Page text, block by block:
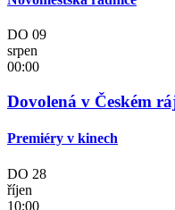
DO 09
srpen
00:00
Dovolená v Českém
Premiéry v kinech
DO 28
říjen
10:00